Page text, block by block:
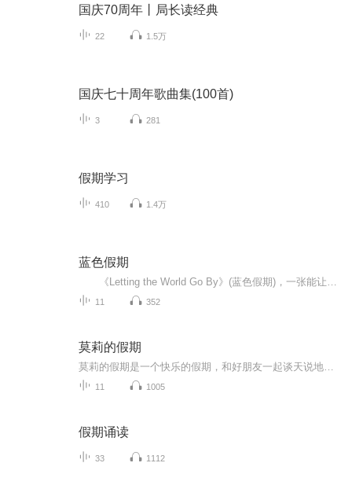
国庆70周年丨局长读经典
22 1.5万
国庆七十周年歌曲集(100首)
3 281
假期学习
410 1.4万
蓝色假期
11 352
莫莉的假期
11 1005
假期诵读
33 1112